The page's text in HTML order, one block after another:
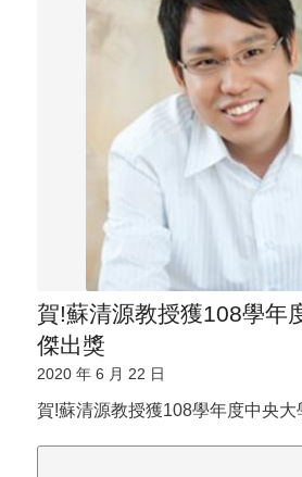
賀!蘇清源教授獲108學年
傑出獎
2020 年 6 月 22 日
賀!蘇清源教授獲108學年度中央